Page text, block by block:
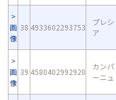
画
像
38 4933602293753
プレシ
ア
画
像
39 4580402992920
カンパ
ーニュ